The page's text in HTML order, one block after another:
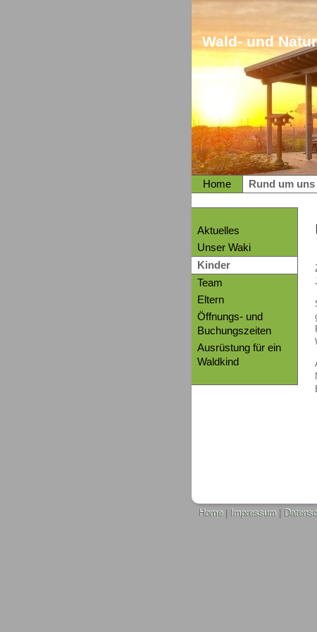
Wald- und
Home Rund um uns
Aktuelles
Unser Waki
Kinder
Team
Eltern
Öffnungs- und
Buchungszeiten
Ausrüstung für ein
Waldkind
Home| Impressum